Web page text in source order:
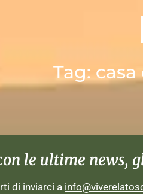
Tag:
le ultime news,
di inviarci a